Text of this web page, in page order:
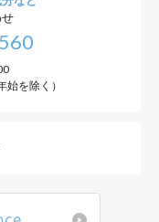
始を除く）